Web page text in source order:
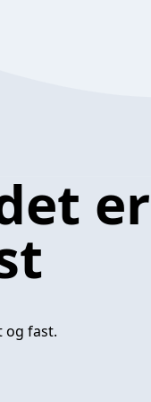
og fast.